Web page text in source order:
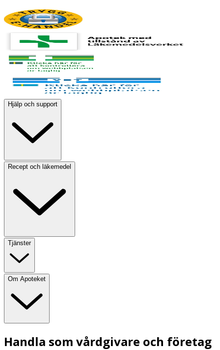
Hjälp och support
Recept och läkemedel
Tjänster
Om Apoteket
Handla som vårdgivare och företag